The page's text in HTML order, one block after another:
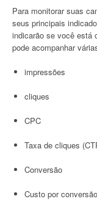
Para monitorar suas
seus principais
indicarão se você está
pode acompanhar
impressões
cliques
CPC
Taxa de cliques
Conversão
Custo por conversão